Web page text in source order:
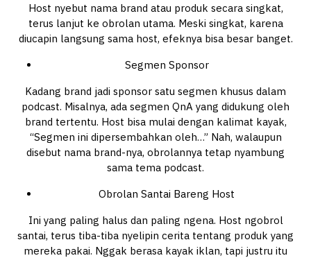
Host nyebut nama brand atau produk secara singkat,
terus lanjut ke obrolan utama. Meski singkat, karena
diucapin langsung sama host, efeknya bisa besar banget.
Segmen Sponsor
Kadang brand jadi sponsor satu segmen khusus dalam
podcast. Misalnya, ada segmen QnA yang didukung oleh
brand tertentu. Host bisa mulai dengan kalimat kayak,
“Segmen ini dipersembahkan oleh…” Nah, walaupun
disebut nama brand-nya, obrolannya tetap nyambung
sama tema podcast.
Obrolan Santai Bareng Host
Ini yang paling halus dan paling ngena. Host ngobrol
santai, terus tiba-tiba nyelipin cerita tentang produk yang
mereka pakai. Nggak berasa kayak iklan, tapi justru itu